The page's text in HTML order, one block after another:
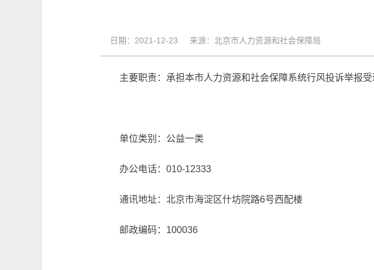
日期：2021-12-23 来源：北京市人力资源和社会保障局
主要职责：承担本市人力资源和社会保障系统行风投诉举报
单位类别：公益一类
办公电话：010-12333
通讯地址：北京市海淀区什坊院路6号西配楼
邮政编码：100036